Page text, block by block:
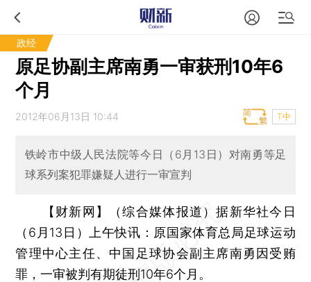
政经
原足协副主席南勇一审获刑10年6
个月
2012年06月13日 10:44 T中
铁岭市中级人民法院等今日（6月13日）对南勇等足
球系列案犯罪嫌疑人进行一审宣判
【财新网】（综合媒体报道）据新华社今日
（6月13日）上午快讯：原国家体育总局足球运动
管理中心主任、中国足球协会副主席南勇因受贿
罪，一审被判有期徒刑10年6个月。